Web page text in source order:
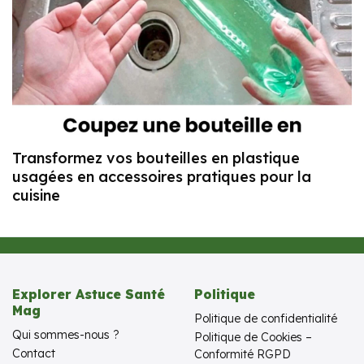
Transformez vos bouteilles en plastique
usagées en accessoires pratiques pour la
cuisine
Explorer Astuce Santé
Mag
Qui sommes-nous ?
Contact
Politique
Politique de confidentialité
Politique de Cookies –
Conformité RGPD